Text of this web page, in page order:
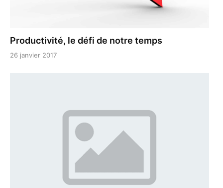
Productivité, le défi de notre temps
26 janvier 2017